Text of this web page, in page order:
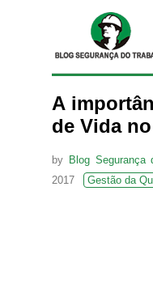
A
de Vida
by Blog Segurança
2017
Gestão da